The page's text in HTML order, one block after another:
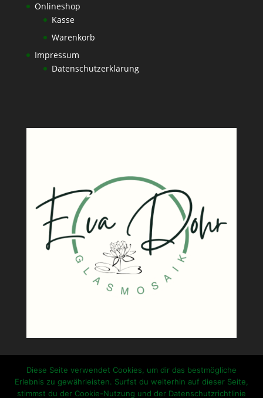
Onlineshop
Kasse
Warenkorb
Impressum
Datenschutzerklärung
Diese Seite verwendet Cookies, um dir das bestmögliche
Erlebnis zu gewährleisten. Surfst du weiterhin auf dieser Seite,
stimmst du der Cookie-Nutzung und der Datenschutzrichtlinie